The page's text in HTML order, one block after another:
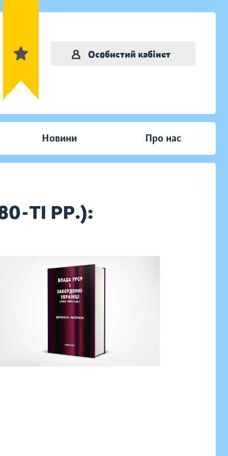
Особистий кабінет
Новини Про нас
ТІ РР.):